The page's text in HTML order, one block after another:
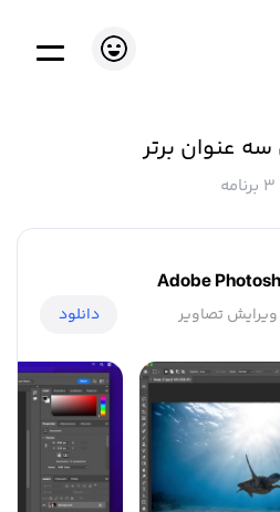
عنوان برتر
3 برنامه
Adobe
ویرایش تصاویر دانلود